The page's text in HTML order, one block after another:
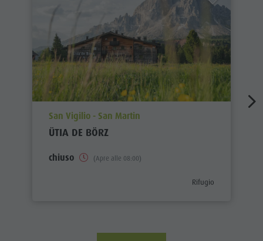
aria.poi_location_prefix
San Vigilio - San Martin
ÜTIA DE BÖRZ
chiuso (Apre alle 08:00)
Rifugio